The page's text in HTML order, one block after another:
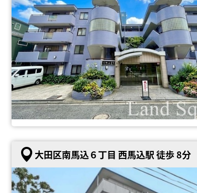
大田区南馬込６丁目 西馬込駅 徒歩 8分